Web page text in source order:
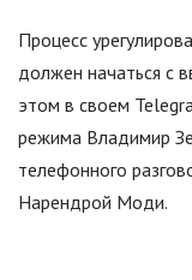
Процесс
должен начаться с
этом в своем
режима Владимир
телефонного
Нарендрой Моди.